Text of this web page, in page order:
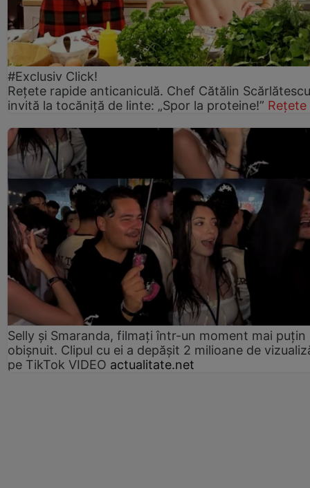
#Exclusiv Click!
Rețete rapide anticaniculă. Chef Cătălin
invită la tocăniță de linte: „Spor la proteine!” Rețete
Selly și Smaranda, filmați într-un moment mai puțin
obișnuit. Clipul cu ei a depășit 2 milioane de
pe TikTok VIDEO actualitate.net